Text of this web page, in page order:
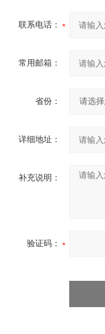
联系电话：
常用邮箱：
省份：
详细地址：
补充说明：
验证码：